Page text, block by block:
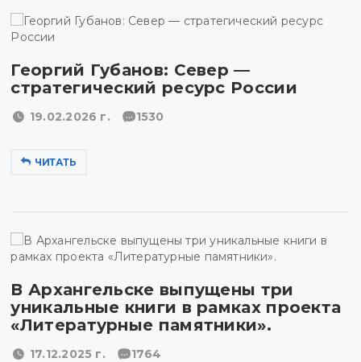
Георгий Губанов: Север —
стратегический ресурс России
19.02.2026 г. 1530
ЧИТАТЬ
В Архангельске выпущены три
уникальные книги в рамках проекта
«Литературные памятники».
17.12.2025 г. 1764